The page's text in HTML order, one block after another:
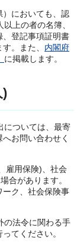
）においても、認
上の者の名簿、
、登記事項証明書
。また、 内閣府
に掲載します。
)
については、最寄
お問い合わせく
雇用保険)、社会
合があります。
ーク、社会保険事
の法令に関わる手
てください。